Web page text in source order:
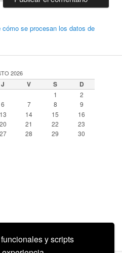
y scripts
cómo se procesan los datos de
2026
J V S D
1 2
6 7 8
9
13 14 15
16
20 21 22
23
27 28 29
30